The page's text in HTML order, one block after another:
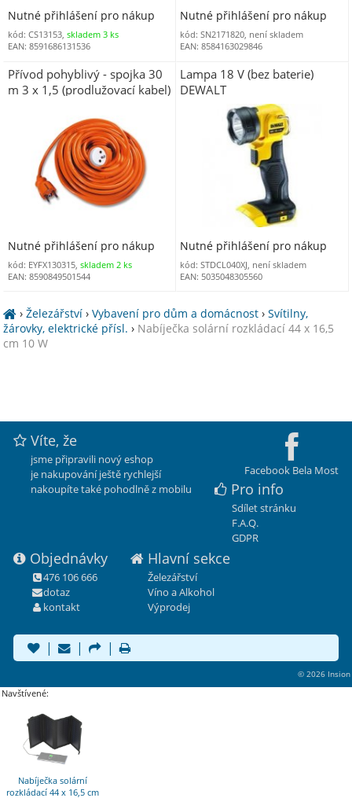
Nutné přihlášení pro nákup
kód: CS13153, skladem 3 ks
EAN: 8591686131536
Nutné přihlášení pro nákup
kód: SN2171820, není skladem
EAN: 8584163029846
Přívod pohyblivý - spojka 30
m 3 x 1,5 (prodlužovací kabel)
Nutné přihlášení pro nákup
kód: EYFX130315, skladem 2 ks
EAN: 8590849501544
Lampa 18 V (bez baterie)
DEWALT
Nutné přihlášení pro nákup
kód: STDCL040XJ, není skladem
EAN: 5035048305560
›Železářství ›Vybavení pro dům a domácnost ›Svítilny,
žárovky, elektrické přísl. › Nabíječka solární rozkládací 44 x 16,5
cm 10 W
Facebook Bela Most
Víte, že
jsme připravili nový eshop
je nakupování ještě rychlejší
nakoupíte také pohodlně z mobilu
Pro info
Sdílet stránku
F.A.Q.
GDPR
Objednávky
476 106 666
dotaz
kontakt
Hlavní sekce
Železářství
Víno a Alkohol
Výprodej
| | |
© 2026 Insion
Navštívené:
Nabíječka solární
rozkládací 44 x 16,5 cm